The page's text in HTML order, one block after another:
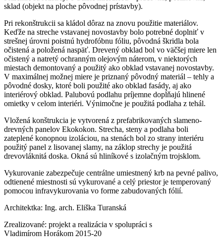
sklad (objekt na ploche pôvodnej prístavby).
Pri rekonštrukcii sa kládol dôraz na znovu použitie materiálov.
Keďže na streche vstavanej novostavby bolo potrebné doplniť v
strešnej úrovni poistnú hydrofóbnu fóliu, pôvodná škridla bola
očistená a položená naspäť. Drevený obklad bol vo väčšej miere len
očistený a natretý ochranným olejovým náterom, v niektorých
miestach demontovaný a použitý ako obklad vstavanej novostavby.
V maximálnej možnej miere je priznaný pôvodný materiál – tehly a
pôvodné dosky, ktoré boli použité ako obklad fasády, aj ako
interiérový obklad. Palubovú podlahu príjemne dopĺňajú hlinené
omietky v celom interiéri. Výnimočne je použitá podlaha z tehál.
Vložená konštrukcia je vytvorená z prefabrikovaných slameno-
drevných panelov Ekokokon. Strecha, steny a podlaha boli
zateplené konopnou izoláciou, na stenách bol zo strany interiéru
použitý panel z lisovanej slamy, na záklop strechy je použitá
drevovláknitá doska. Okná sú hliníkové s izolačným trojsklom.
Vykurovanie zabezpečuje centrálne umiestnený krb na pevné palivo,
odtienené miestnosti sú vykurované a celý priestor je temperovaný
pomocou infravykurovania vo forme zabudovaných fólií.
Architektka: Ing. arch. Eliška Turanská
Zrealizované: projekt a realizácia v spolupráci s
Vladimírom Horákom 2015-20